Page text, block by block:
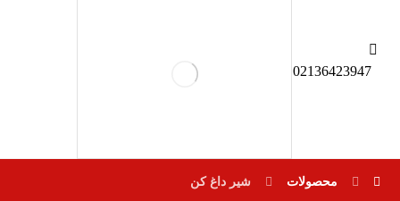
02136423947
محصولات شیر داغ کن